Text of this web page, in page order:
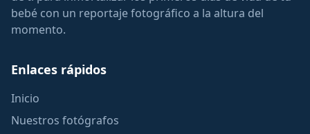
bebé con un reportaje fotográfico a la altura del
momento.
Enlaces rápidos
Inicio
Nuestros fotógrafos